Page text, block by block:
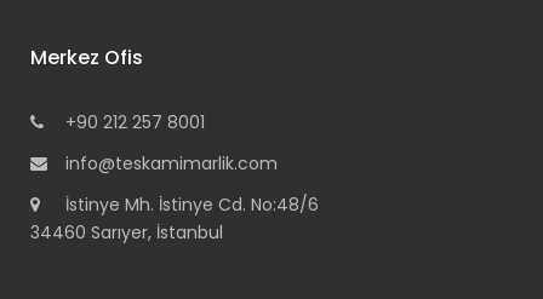
Merkez Ofis
+90 212 257 8001
info@teskamimarlik.com
İstinye Mh. İstinye Cd. No:48/6
34460 Sarıyer, İstanbul